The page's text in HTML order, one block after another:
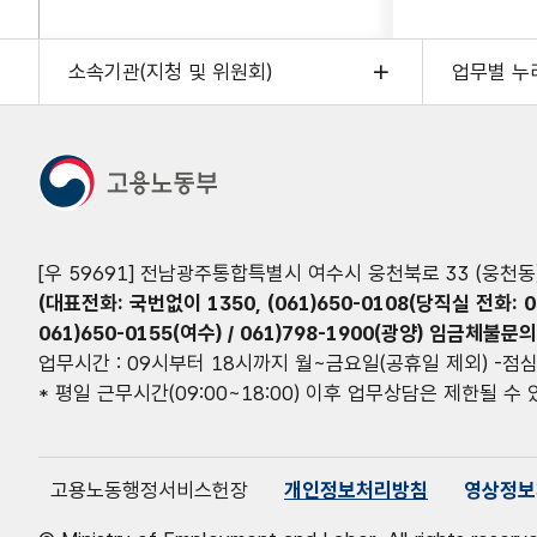
소속기관(지청 및 위원회) 업무별 누
[우 59691] 전남광주통합특별시 여수시 웅천북로 33 (웅천
(대표전화: 국번없이 1350, (061)650-0108(당직실 전화
061)650-0155(여수) / 061)798-1900(광양) 임금체불문
업무시간 : 09시부터 18시까지 월~금요일(공휴일 제외) -점
* 평일 근무시간(09:00~18:00) 이후 업무상담은 제한될 수
고용노동행정서비스헌장 개인정보처리방침 영상정